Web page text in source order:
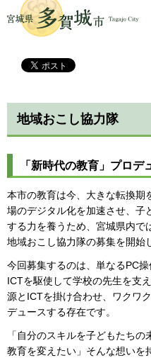
多賀城市
地域おこし協力隊
「新時代の教育」プロデ
本市の教育は今、大きな転換期
場のデジタル化を加速させ、子
する力を養うため、宮城県内で
地域おこし協力隊の募集を開始
今回募集するのは、単なるPC
ICTを駆使して学校の先生を支
源とICTを掛け合わせ、ワクワ
デュースする存在です。
「自分のスキルを子どもたち
教育を変えたい」そんな想いを